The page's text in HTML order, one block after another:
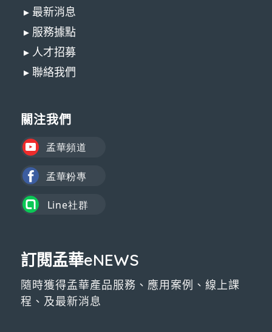
▸ 最新消息
▸ 服務據點
▸ 人才招募
▸ 聯絡我們
關注我們
訂閱孟華eNEWS
隨時獲得孟華產品服務、應用案例、線上課
程、及最新消息